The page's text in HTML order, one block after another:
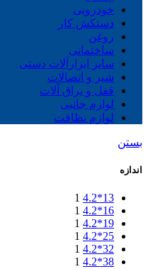
خودرویی
دستکش کار
روغن
ساختمانی
سایز ابزارآلات دستی
شیر و اتصالات
قفل و یراق آلات
لوازم جانبی
لوازم نظافت
بستن
اندازه
13*4.2
1
16*4.2
1
19*4.2
1
25*4.2
1
32*4.2
1
38*4.2
1